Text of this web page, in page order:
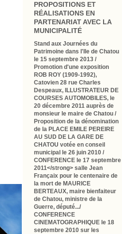
PROPOSITIONS ET
RÉALISATIONS EN
PARTENARIAT AVEC LA
MUNICIPALITÉ
Stand aux Journées du
Patrimoine dans l'Ile de Chatou
le 15 septembre 2013 /
Promotion d'une exposition
ROB ROY (1909-1992),
Catovien 28 rue Charles
Despeaux, ILLUSTRATEUR DE
COURSES AUTOMOBILES, le
20 décembre 2011 auprès de
monsieur le maire de Chatou /
Proposition de la dénomination
de la PLACE EMILE PEREIRE
AU SUD DE LA GARE DE
CHATOU votée en conseil
municipal le 26 juin 2010 /
CONFERENCE le 17 septembre
2011</strong> salle Jean
Françaix pour le centenaire de
la mort de MAURICE
BERTEAUX, maire bienfaiteur
de Chatou, ministre de la
Guerre, député.../
CONFERENCE
CINEMATOGRAPHIQUE le 18
septembre 2010 sur les